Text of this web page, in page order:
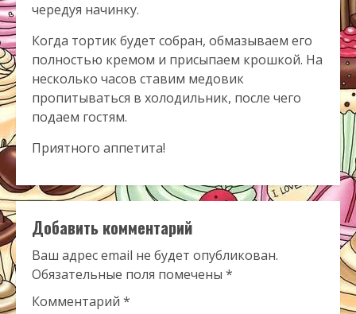
чередуя начинку.
Когда тортик будет собран, обмазываем его
полностью кремом и присыпаем крошкой. На
несколько часов ставим медовик
пропитываться в холодильник, после чего
подаем гостям.
Приятного аппетита!
Добавить комментарий
Ваш адрес email не будет опубликован.
Обязательные поля помечены *
Комментарий *